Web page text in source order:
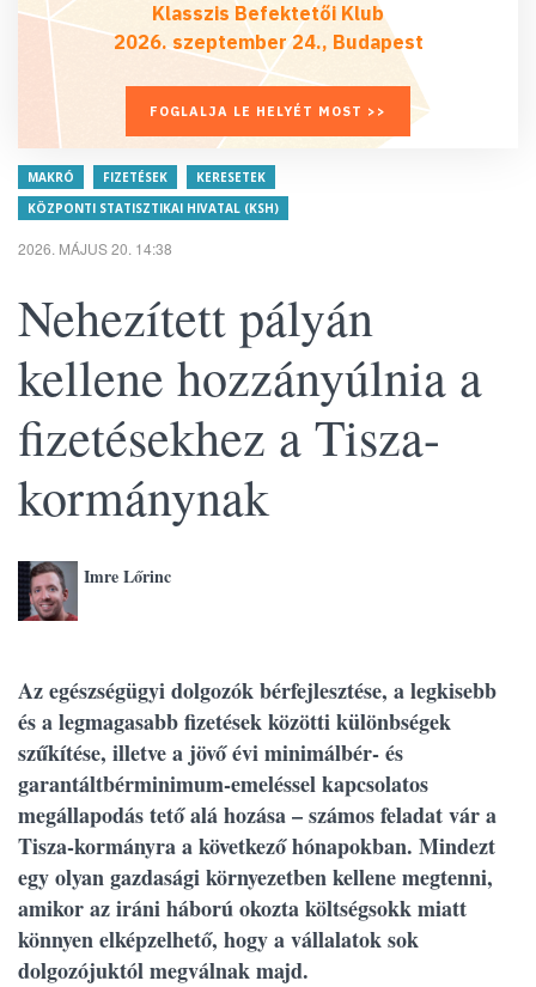
Klasszis Befektetői Klub
2026. szeptember 24., Budapest
FOGLALJA LE HELYÉT MOST >>
MAKRÓ FIZETÉSEK
KERESETEK
KÖZPONTI STATISZTIKAI HIVATAL (KSH)
2026. MÁJUS 20. 14:38
Nehezített pályán
kellene hozzányúlnia a
fizetésekhez a Tisza-
kormánynak
Imre Lőrinc
Az egészségügyi dolgozók bérfejlesztése, a legkisebb
és a legmagasabb fizetések közötti különbségek
szűkítése, illetve a jövő évi minimálbér- és
garantáltbérminimum-emeléssel kapcsolatos
megállapodás tető alá hozása – számos feladat vár a
Tisza-kormányra a következő hónapokban. Mindezt
egy olyan gazdasági környezetben kellene megtenni,
amikor az iráni háború okozta költségsokk miatt
könnyen elképzelhető, hogy a vállalatok sok
dolgozójuktól megválnak majd.